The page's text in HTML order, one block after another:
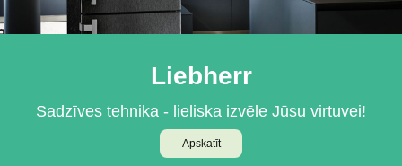
Liebherr
Sadzīves tehnika - lieliska izvēle Jūsu virtuvei!
Apskatīt
BOSCH
Iebūvējamā tehnika Jūsu virtuvei
Apskatīt